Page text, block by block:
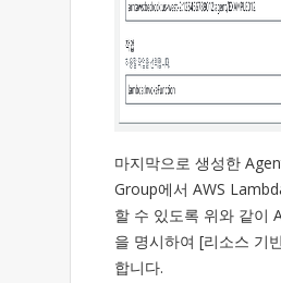
마지막으로 생성한
Group에서 AWS
할 수 있도록 위와 같이
을 명시하여 [리소스 기
합니다.